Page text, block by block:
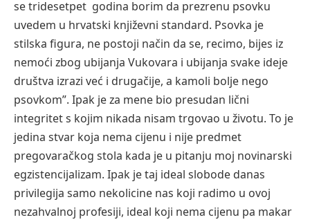
se tridesetpet godina borim da prezrenu psovku
uvedem u hrvatski književni standard. Psovka je
stilska figura, ne postoji način da se, recimo, bijes iz
nemoći zbog ubijanja Vukovara i ubijanja svake ideje
društva izrazi već i drugačije, a kamoli bolje nego
psovkom”. Ipak je za mene bio presudan lični
integritet s kojim nikada nisam trgovao u životu. To je
jedina stvar koja nema cijenu i nije predmet
pregovaračkog stola kada je u pitanju moj novinarski
egzistencijalizam. Ipak je taj ideal slobode danas
privilegija samo nekolicine nas koji radimo u ovoj
nezahvalnoj profesiji, ideal koji nema cijenu pa makar